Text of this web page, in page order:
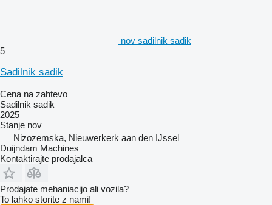
nov sadilnik sadik
5
Sadilnik sadik
Cena na zahtevo
Sadilnik sadik
2025
Stanje nov
Nizozemska, Nieuwerkerk aan den IJssel
Duijndam Machines
Kontaktirajte prodajalca
Prodajate mehaniacijo ali vozila?
To lahko storite z nami!